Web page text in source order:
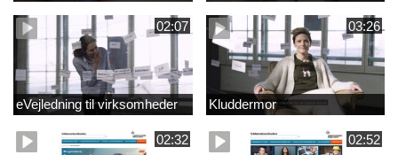
02:07
eVejledning til virksomheder
03:26
Kluddermor
02:32 02:52